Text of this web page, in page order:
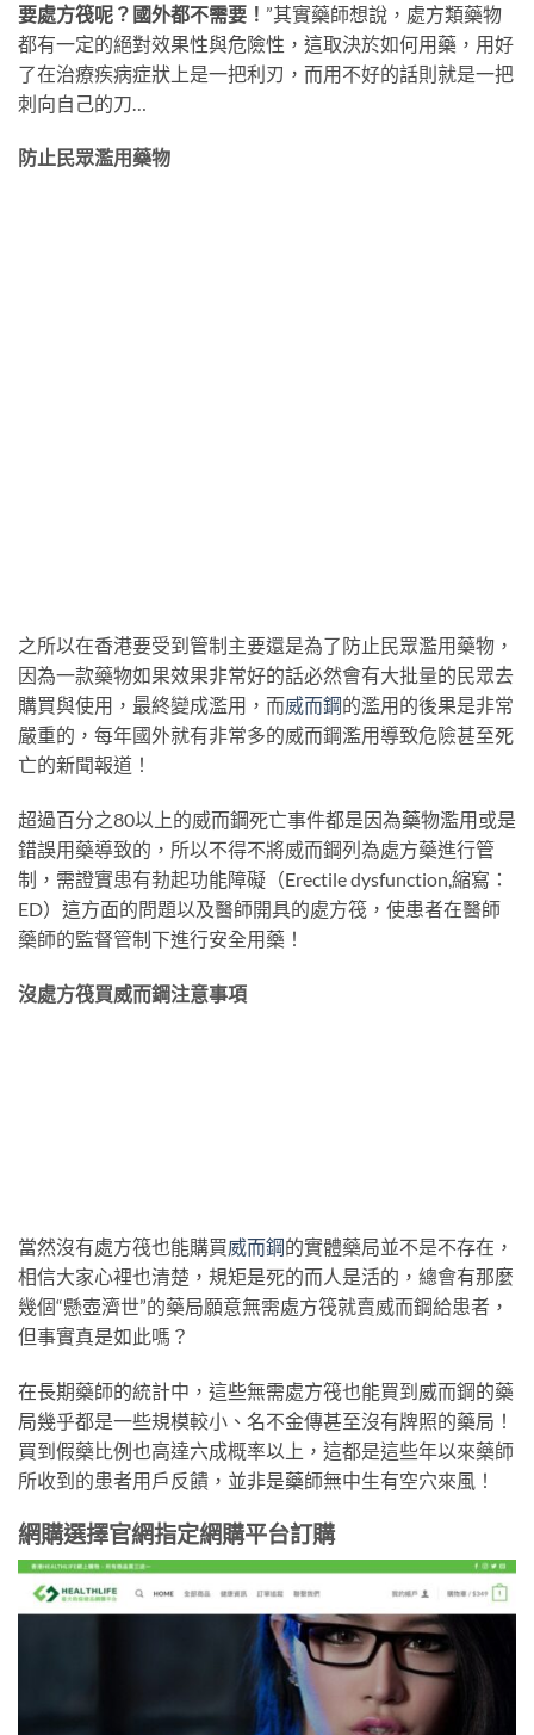
要處方筏呢？國外都不需要！ ”其實藥師想說，處方類藥物
都有一定的絕對效果性與危險性，這取決於如何用藥，用好
了在治療疾病症狀上是一把利刃，而用不好的話則就是一把
刺向自己的刀…
防止民眾濫用藥物
之所以在香港要受到管制主要還是為了防止民眾濫用藥物，
因為一款藥物如果效果非常好的話必然會有大批量的民眾去
購買與使用，最終變成濫用，而威而鋼的濫用的後果是非常
嚴重的，每年國外就有非常多的威而鋼濫用導致危險甚至死
亡的新聞報道！
超過百分之80以上的威而鋼死亡事件都是因為藥物濫用或是
錯誤用藥導致的，所以不得不將威而鋼列為處方藥進行管
制，需證實患有勃起功能障礙（Erectile dysfunction,縮寫：
ED）這方面的問題以及醫師開具的處方筏，使患者在醫師
藥師的監督管制下進行安全用藥！
沒處方筏買威而鋼注意事項
當然沒有處方筏也能購買威而鋼的實體藥局並不是不存在，
相信大家心裡也清楚，規矩是死的而人是活的，總會有那麼
幾個“懸壺濟世”的藥局願意無需處方筏就賣威而鋼給患者，
但事實真是如此嗎？
在長期藥師的統計中，這些無需處方筏也能買到威而鋼的藥
局幾乎都是一些規模較小、名不金傳甚至沒有牌照的藥局！
買到假藥比例也高達六成概率以上，這都是這些年以來藥師
所收到的患者用戶反饋，並非是藥師無中生有空穴來風！
網購選擇官網指定網購平台訂購